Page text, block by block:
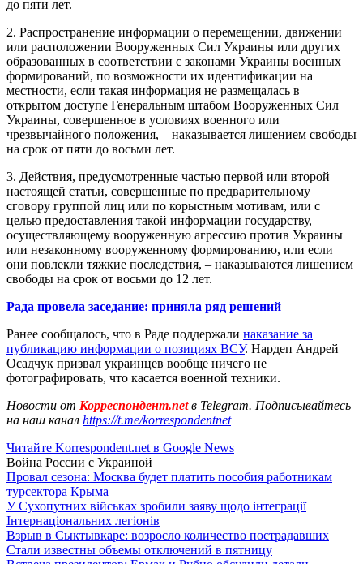
до пяти лет.
2. Распространение информации о перемещении, движении
или расположении Вооруженных Сил Украины или других
образованных в соответствии с законами Украины военных
формирований, по возможности их идентификации на
местности, если такая информация не размещалась в
открытом доступе Генеральным штабом Вооруженных Сил
Украины, совершенное в условиях военного или
чрезвычайного положения, – наказывается лишением свободы
на срок от пяти до восьми лет.
3. Действия, предусмотренные частью первой или второй
настоящей статьи, совершенные по предварительному
сговору группой лиц или по корыстным мотивам, или с
целью предоставления такой информации государству,
осуществляющему вооруженную агрессию против Украины
или незаконному вооруженному формированию, или если
они повлекли тяжкие последствия, – наказываются лишением
свободы на срок от восьми до 12 лет.
Рада провела заседание: приняла ряд решений
Ранее сообщалось, что в Раде поддержали наказание за
публикацию информации о позициях ВСУ. Нардеп Андрей
Осадчук призвал украинцев вообще ничего не
фотографировать, что касается военной техники.
Новости от Корреспондент.netв Telegram. Подписывайтесь
на наш канал https://t.me/korrespondentnet
Читайте Korrespondent.net в Google News
Война России с Украиной
Провал сезона: Москва будет платить пособия работникам
турсектора Крыма
У Сухопутних військах зробили заяву щодо інтеграції
Інтернаціональних легіонів
Взрыв в Сыктывкаре: возросло количество пострадавших
Стали известны объемы отключений в пятницу